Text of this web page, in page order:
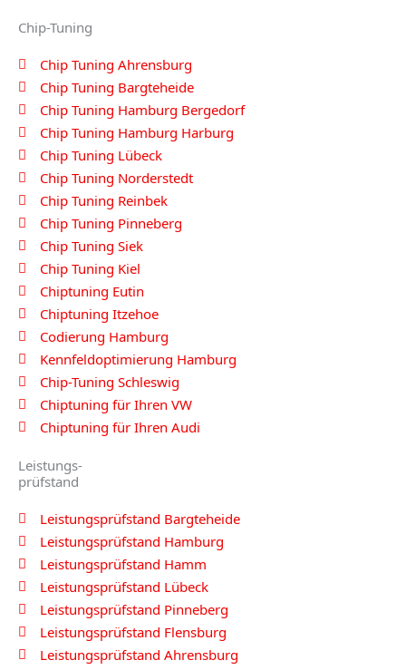
Chip-Tuning
Chip Tuning Ahrensburg
Chip Tuning Bargteheide
Chip Tuning Hamburg Bergedorf
Chip Tuning Hamburg Harburg
Chip Tuning Lübeck
Chip Tuning Norderstedt
Chip Tuning Reinbek
Chip Tuning Pinneberg
Chip Tuning Siek
Chip Tuning Kiel
Chiptuning Eutin
Chiptuning Itzehoe
Codierung Hamburg
Kennfeldoptimierung Hamburg
Chip-Tuning Schleswig
Chiptuning für Ihren VW
Chiptuning für Ihren Audi
Leistungs-
prüfstand
Leistungsprüfstand Bargteheide
Leistungsprüfstand Hamburg
Leistungsprüfstand Hamm
Leistungsprüfstand Lübeck
Leistungsprüfstand Pinneberg
Leistungsprüfstand Flensburg
Leistungsprüfstand Ahrensburg